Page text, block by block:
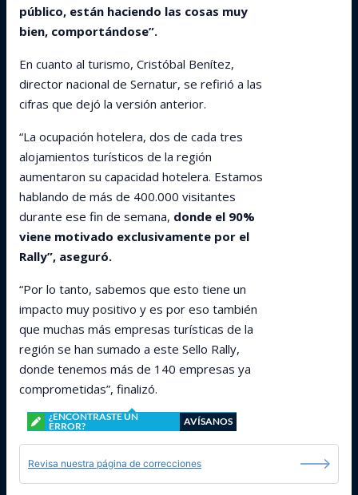
público, están haciendo las cosas muy
bien, comportándose”.
En cuanto al turismo, Cristóbal Benítez,
director nacional de Sernatur, se refirió a las
cifras que dejó la versión anterior.
“La ocupación hotelera, dos de cada tres
alojamientos turísticos de la región
aumentaron su capacidad hotelera. Estamos
hablando de más de 400.000 visitantes
durante ese fin de semana, donde el 90%
viene motivado exclusivamente por el
Rally”, aseguró.
“Por lo tanto, sabemos que esto tiene un
impacto muy positivo y es por eso también
que muchas más empresas turísticas de la
región se han sumado a este Sello Rally,
donde tenemos más de 140 empresas ya
comprometidas”, finalizó.
¿ENCONTRASTE UN
ERROR?
AVÍSANOS
Revisa nuestra página de correcciones